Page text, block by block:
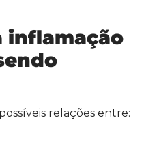
inflamação
relações entre: